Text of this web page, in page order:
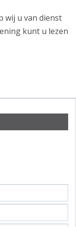
wij u van dienst
kunt u lezen